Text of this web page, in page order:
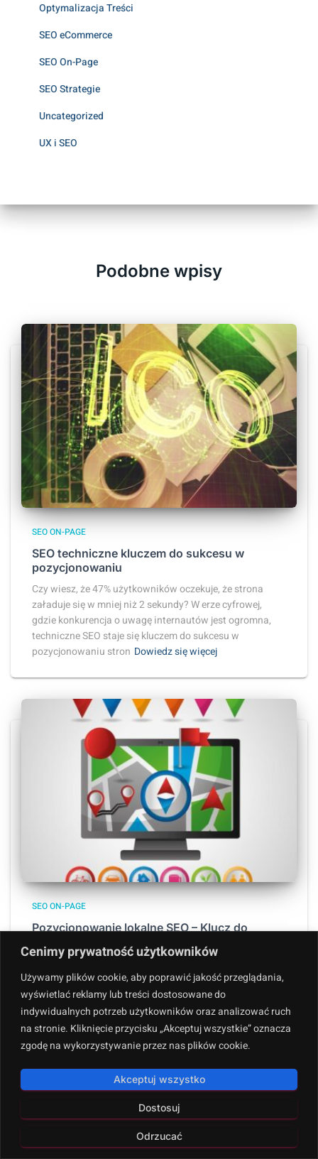
Cenimy prywatność użytkowników
Używamy plików cookie, aby poprawić jakość przeglądania,
wyświetlać reklamy lub treści dostosowane do
indywidualnych potrzeb użytkowników oraz analizować ruch
na stronie. Kliknięcie przycisku „Akceptuj wszystkie” oznacza
zgodę na wykorzystywanie przez nas plików cookie.
Dostosuj
Odrzucać
Akceptuj wszystko
Optymalizacja Treści
SEO eCommerce
SEO On-Page
SEO Strategie
Uncategorized
UX i SEO
Podobne wpisy
SEO ON-PAGE
SEO techniczne kluczem do sukcesu w
pozycjonowaniu
Czy wiesz, że 47% użytkowników oczekuje, że strona
załaduje się w mniej niż 2 sekundy? W erze cyfrowej,
gdzie konkurencja o uwagę internautów jest ogromna,
techniczne SEO staje się kluczem do sukcesu w
pozycjonowaniu stron Dowiedz się więcej
SEO ON-PAGE
Pozycjonowanie lokalne SEO – Klucz do
Czy wiesz, że aż 46% wszystkich zapytań w Google ma
charakter lokalny? W dzisiejszym świecie, gdzie
konkurencja o uwagę klienta jest ogromna,
pozycjonowanie lokalne SEO staje się kluczowym
narzędziem dla firm pragnących zaistnieć w
świadomości Dowiedz się więcej